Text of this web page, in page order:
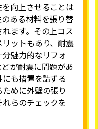
向上させることは
ある材料を張り替
ます。その上コス
リットもあり、耐震
魅力的なリフォ
が耐震に問題があ
も措置を講ずる
めに外壁の張り
らのチェックを